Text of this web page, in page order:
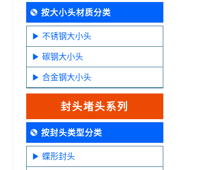
按大小头材质分类
不锈钢大小头
碳钢大小头
合金钢大小头
封头堵头系列
按封头类型分类
蝶形封头